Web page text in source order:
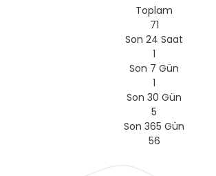
Toplam
71
Son 24 Saat
1
Son 7 Gün
1
Son 30 Gün
5
Son 365 Gün
56